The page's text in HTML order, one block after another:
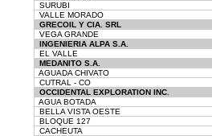
SURUBI
VALLE MORADO
GRECOIL Y CIA. SRL
VEGA GRANDE
INGENIERIA ALPA S.A.
EL VALLE
MEDANITO S.A.
AGUADA CHIVATO
CUTRAL - CO
OCCIDENTAL EXPLORATION INC.
AGUA BOTADA
BELLA VISTA OESTE
BLOQUE 127
CACHEUTA